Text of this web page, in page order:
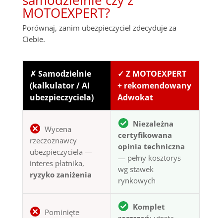
MOTOEXPERT?
Porównaj, zanim ubezpieczyciel zdecyduje za
Ciebie.
✗ Samodzielnie
(kalkulator / AI
ubezpieczyciela)
✓ Z MOTOEXPERT
+ rekomendowany
Adwokat
Wycena
rzeczoznawcy
ubezpieczyciela —
interes płatnika,
ryzyko zaniżenia
Niezależna
certyfikowana
opinia techniczna
— pełny kosztorys
wg stawek
rynkowych
Pominięte
Komplet